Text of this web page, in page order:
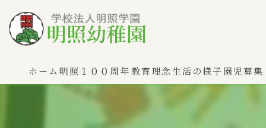
ホーム 明照１００周年教育理念生活の様子 園児募集